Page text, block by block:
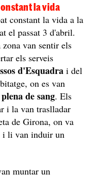
la vida
constant la vida a la
el passat 3 d'abril.
zona van sentir els
els serveis
d'Esquadra i del
on es van
de sang. Els
i la van traslladar
de Girona, on va
i li van induir un